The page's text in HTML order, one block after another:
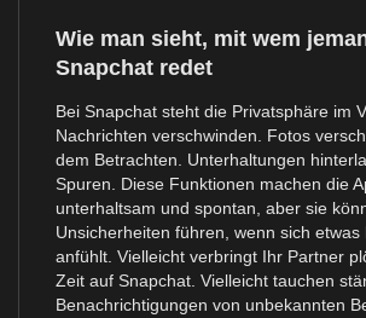
Wie man sieht, mit wem
Snapchat redet
Bei Snapchat steht die Privatsphäre im
Nachrichten verschwinden. Fotos
dem Betrachten. Unterhaltungen
Spuren. Diese Funktionen machen die
unterhaltsam und spontan, aber sie
Unsicherheiten führen, wenn sich etwas
anfühlt. Vielleicht verbringt Ihr Partner
Zeit auf Snapchat. Vielleicht tauchen
Benachrichtigungen von unbekannten